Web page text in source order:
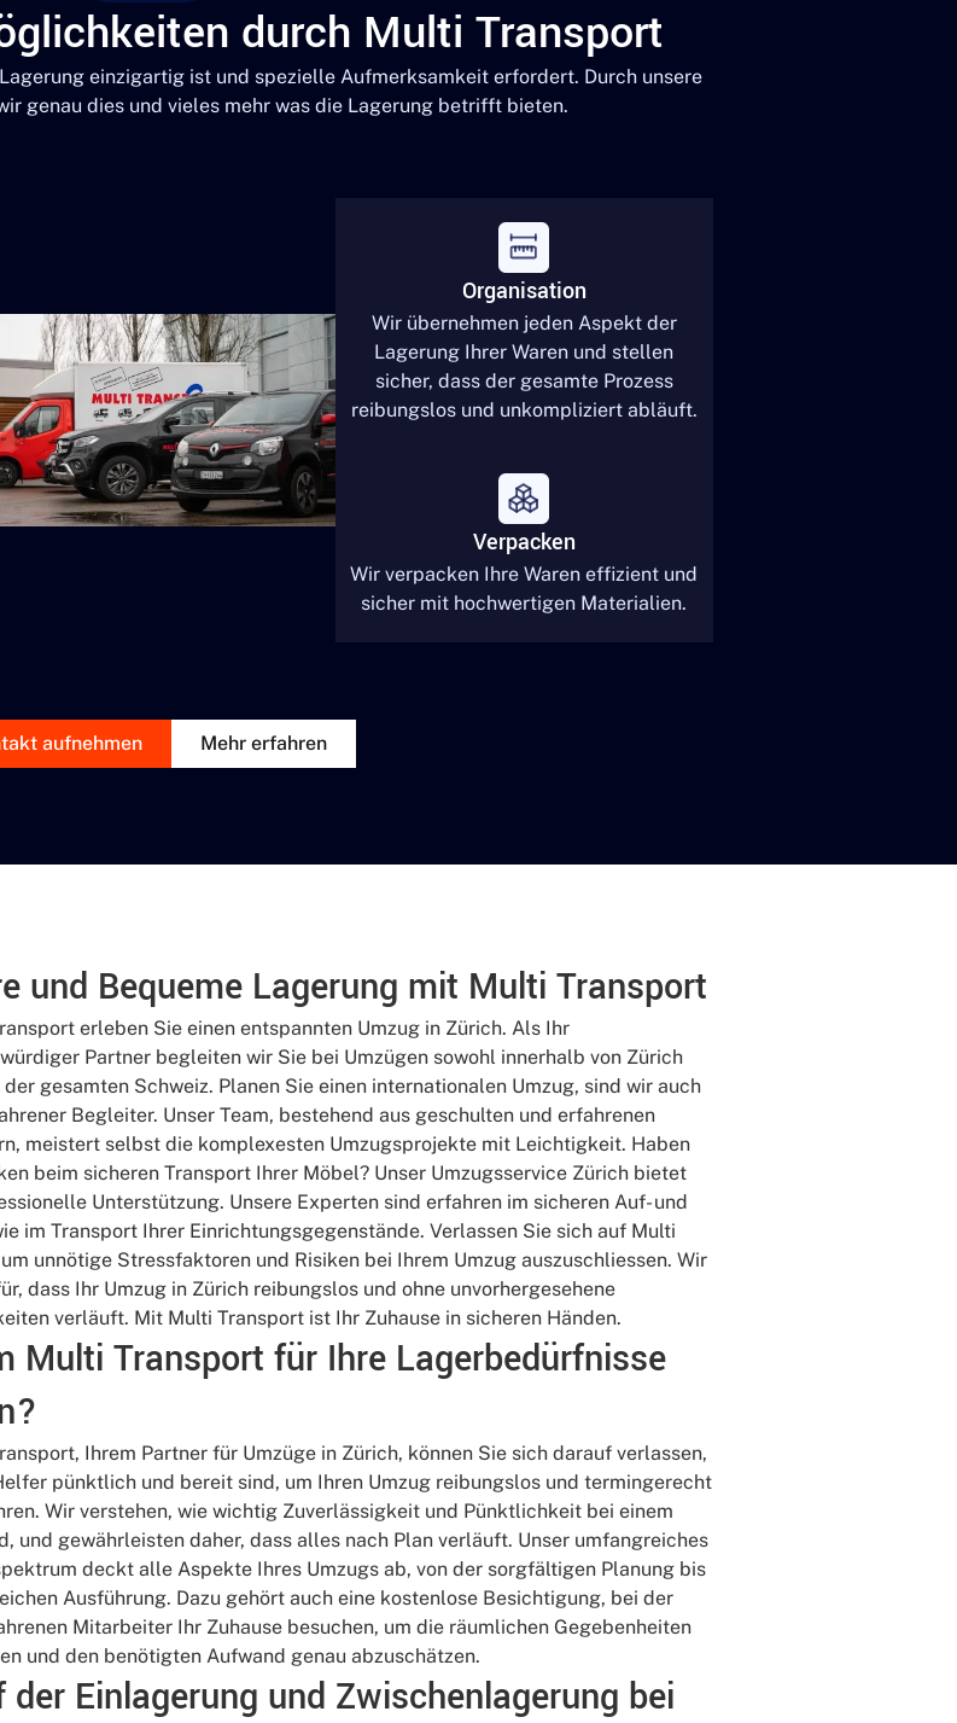
durch Multi Transport
einzigartig ist und spezielle Aufmerksamkeit erfordert. Durch unsere
genau dies und vieles mehr was die Lagerung betrifft bieten.
Organisation
Wir übernehmen jeden Aspekt der
Lagerung Ihrer Waren und stellen
sicher, dass der gesamte Prozess
reibungslos und unkompliziert abläuft.
Verpacken
Wir verpacken Ihre Waren effizient und
sicher mit hochwertigen Materialien.
aufnehmen Mehr erfahren
und Bequeme Lagerung mit Multi Transport
erleben Sie einen entspannten Umzug in Zürich. Als Ihr
Partner begleiten wir Sie bei Umzügen sowohl innerhalb von Zürich
gesamten Schweiz. Planen Sie einen internationalen Umzug, sind wir auch
Begleiter. Unser Team, bestehend aus geschulten und erfahrenen
meistert selbst die komplexesten Umzugsprojekte mit Leichtigkeit. Haben
beim sicheren Transport Ihrer Möbel? Unser Umzugsservice Zürich bietet
Unterstützung. Unsere Experten sind erfahren im sicheren Auf- und
im Transport Ihrer Einrichtungsgegenstände. Verlassen Sie sich auf Multi
unnötige Stressfaktoren und Risiken bei Ihrem Umzug auszuschliessen. Wir
dass Ihr Umzug in Zürich reibungslos und ohne unvorhergesehene
verläuft. Mit Multi Transport ist Ihr Zuhause in sicheren Händen.
Multi Transport für Ihre Lagerbedürfnisse
Ihrem Partner für Umzüge in Zürich, können Sie sich darauf verlassen,
pünktlich und bereit sind, um Ihren Umzug reibungslos und termingerecht
Wir verstehen, wie wichtig Zuverlässigkeit und Pünktlichkeit bei einem
und gewährleisten daher, dass alles nach Plan verläuft. Unser umfangreiches
deckt alle Aspekte Ihres Umzugs ab, von der sorgfältigen Planung bis
Ausführung. Dazu gehört auch eine kostenlose Besichtigung, bei der
Mitarbeiter Ihr Zuhause besuchen, um die räumlichen Gegebenheiten
und den benötigten Aufwand genau abzuschätzen.
der Einlagerung und Zwischenlagerung bei